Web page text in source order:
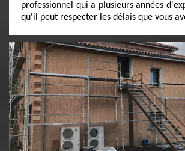
professionnel qui a plusieurs années
qu'il peut respecter les délais que vous